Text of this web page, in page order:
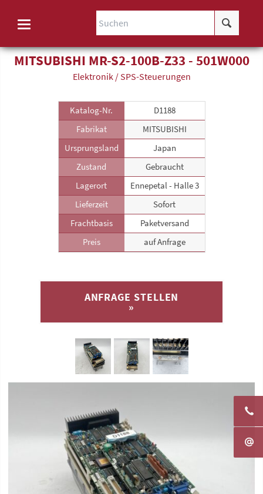
MITSUBISHI MR-S2-100B-Z33 - 501W000
Elektronik / SPS-Steuerungen
Katalog-Nr.
D1188
Fabrikat
MITSUBISHI
Ursprungsland
Japan
Zustand
Gebraucht
Lagerort
Ennepetal - Halle 3
Lieferzeit
Sofort
Frachtbasis
Paketversand
Preis
auf Anfrage
ANFRAGE STELLEN
»